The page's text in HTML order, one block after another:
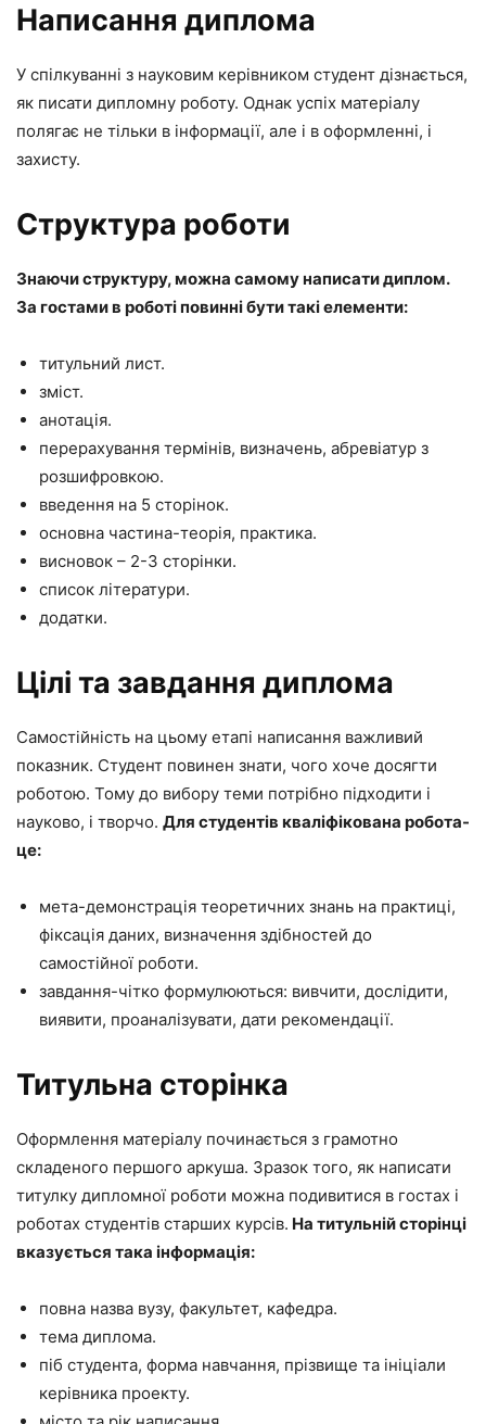
Написання диплома
У спілкуванні з науковим керівником студент дізнається,
як писати дипломну роботу. Однак успіх матеріалу
полягає не тільки в інформації, але і в оформленні, і
захисту.
Структура роботи
Знаючи структуру, можна самому написати диплом.
За гостами в роботі повинні бути такі елементи:
титульний лист.
зміст.
анотація.
перерахування термінів, визначень, абревіатур з
розшифровкою.
введення на 5 сторінок.
основна частина-теорія, практика.
висновок – 2-3 сторінки.
список літератури.
додатки.
Цілі та завдання диплома
Самостійність на цьому етапі написання важливий
показник. Студент повинен знати, чого хоче досягти
роботою. Тому до вибору теми потрібно підходити і
науково, і творчо. Для студентів кваліфікована робота-
це:
мета-демонстрація теоретичних знань на практиці,
фіксація даних, визначення здібностей до
самостійної роботи.
завдання-чітко формулюються: вивчити, дослідити,
виявити, проаналізувати, дати рекомендації.
Титульна сторінка
Оформлення матеріалу починається з грамотно
складеного першого аркуша. Зразок того, як написати
титулку дипломної роботи можна подивитися в гостах і
роботах студентів старших курсів. На титульній сторінці
вказується така інформація:
повна назва вузу, факультет, кафедра.
тема диплома.
піб студента, форма навчання, прізвище та ініціали
керівника проекту.